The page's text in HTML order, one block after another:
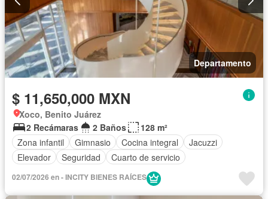
Departamento
$ 11,650,000 MXN
Xoco, Benito Juárez
2 Recámaras
2 Baños
128 m²
Zona infantil
Gimnasio Cocina integral
Jacuzzi
Elevador
Seguridad Cuarto de servicio
02/07/2026 en - INCITY BIENES RAÍCES